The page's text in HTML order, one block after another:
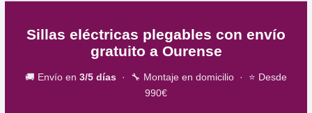
Sillas eléctricas plegables con envío
gratuito a Ourense
🚚 Envío en 3/5 días · 🔧 Montaje en domicilio · ⭐ Desde
990€